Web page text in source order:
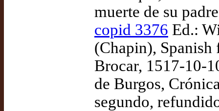
muerte de su
copid 3376 Ed.:
(Chapin),
Brocar, 1517-10-
de Burgos,
segundo,